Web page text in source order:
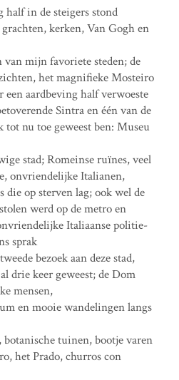
half in de steigers stond
kerken, Van Gogh en
van mijn favoriete steden; de
het magnifieke Mosteiro
een aardbeving half verwoeste
Sintra en één van de
tot nu toe geweest ben: Museu
stad; Romeinse ruïnes, veel
onvriendelijke Italianen,
die op sterven lag; ook wel de
werd op de metro en
Italiaanse politie-
sprak
bezoek aan deze stad,
drie keer geweest; de Dom
mensen,
en mooie wandelingen langs
botanische tuinen, bootje varen
het Prado, churros con